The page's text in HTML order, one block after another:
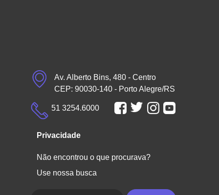
Av. Alberto Bins, 480 - Centro
CEP: 90030-140 - Porto Alegre/RS
51 3254.6000
Privacidade
Não encontrou o que procurava?
Use nossa busca